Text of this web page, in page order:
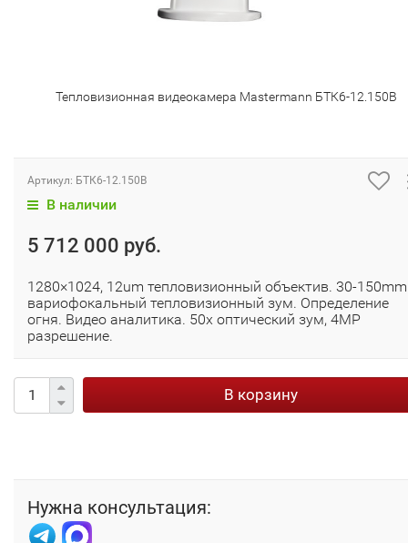
Тепловизионная видеокамера Mastermann БТК6-12.150В
Артикул: БТК6-12.150В
В наличии
5 712 000 руб.
1280×1024, 12um тепловизионный объектив. 30-150mm
вариофокальный тепловизионный зум. Определение
огня. Видео аналитика. 50x оптический зум, 4MP
разрешение.
В корзину
Нужна консультация: